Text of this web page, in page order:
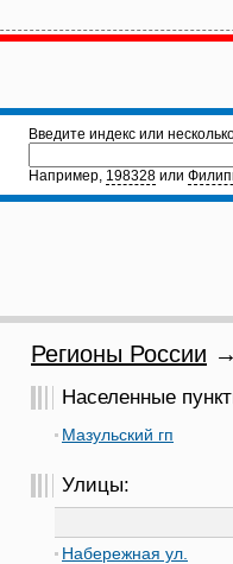
Введите индекс или
Например, 198328 или
Регионы России →
Населенные
Мазульский гп
Улицы:
Набережная ул.